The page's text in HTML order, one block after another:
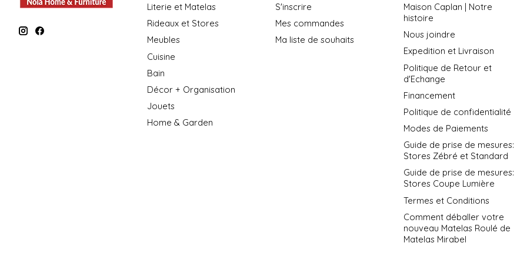
Literie et Matelas
Rideaux et Stores
Meubles
Cuisine
Bain
Décor + Organisation
Jouets
Home & Garden
S'inscrire
Mes commandes
Ma liste de souhaits
Maison Caplan | Notre
histoire
Nous joindre
Expedition et Livraison
Politique de Retour et
d'Echange
Financement
Politique de confidentialité
Modes de Paiements
Guide de prise de mesures:
Stores Zébré et Standard
Guide de prise de mesures:
Stores Coupe Lumière
Termes et Conditions
Comment déballer votre
nouveau Matelas Roulé de
Matelas Mirabel